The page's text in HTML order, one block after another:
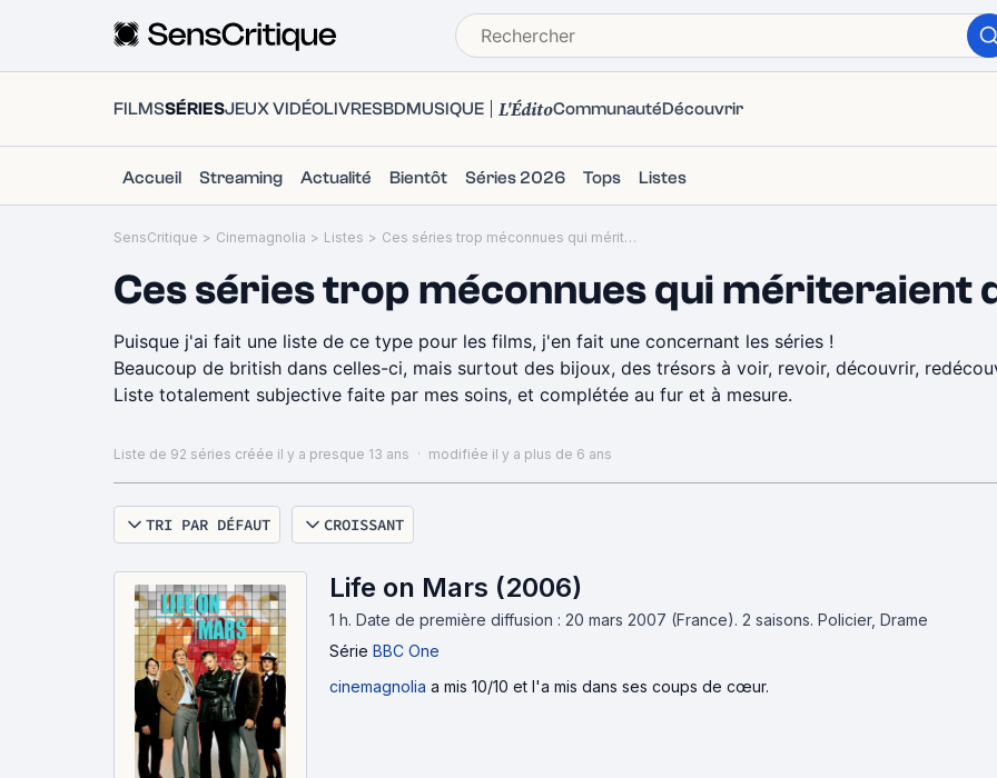
FILMSSÉRIESJEUX VIDÉOLIVRESBDMUSIQUE L'ÉditoCommunautéDécouvrir
Accueil Streaming Actualité Bientôt Séries 2026 Tops Listes
SensCritique > Cinemagnolia > Listes > Ces séries trop méconnues qui mériteraient d'être découvertes
Ces séries trop méconnues qui mériteraient
Puisque j'ai fait une liste de ce type pour les films, j'en fait une concernant les séries !
Beaucoup de british dans celles-ci, mais surtout des bijoux, des trésors à voir, revoir, découvrir,
Liste totalement subjective faite par mes soins, et complétée au fur et à mesure.
Liste de 92 séries créée il y a presque 13 ans · modifiée il y a plus de 6 ans
TRI PAR DÉFAUT CROISSANT
Life on Mars (2006)
1 h. Date de première diffusion : 20 mars 2007 (France). 2 saisons. Policier, Drame
Série BBC One
cinemagnolia a mis 10/10 et l'a mis dans ses coups de cœur.